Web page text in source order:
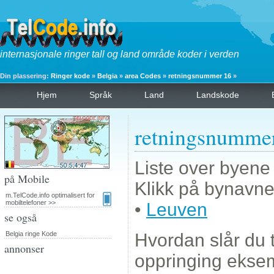
internasjonale ringer tall og land område koder i verden
Din plassering: Ringer kode » Belgia » area Codes » retningsnummer 16 »
Hjem Språk Land Landskode
Liste over
Klikk på
• Leuven
Hvordan slår du
oppringing
på Mobile
m.TelCode.info optimalisert for
mobiltelefoner >>
se også
Belgia ringe Kode
annonser